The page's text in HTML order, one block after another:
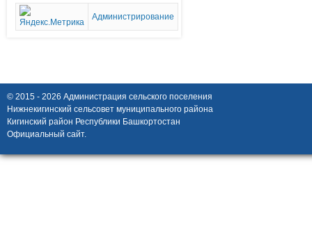
Администрирование
© 2015 - 2026 Администрация сельского поселения
Нижнекигинский сельсовет муниципального района
Кигинский район Республики Башкортостан
Официальный сайт.